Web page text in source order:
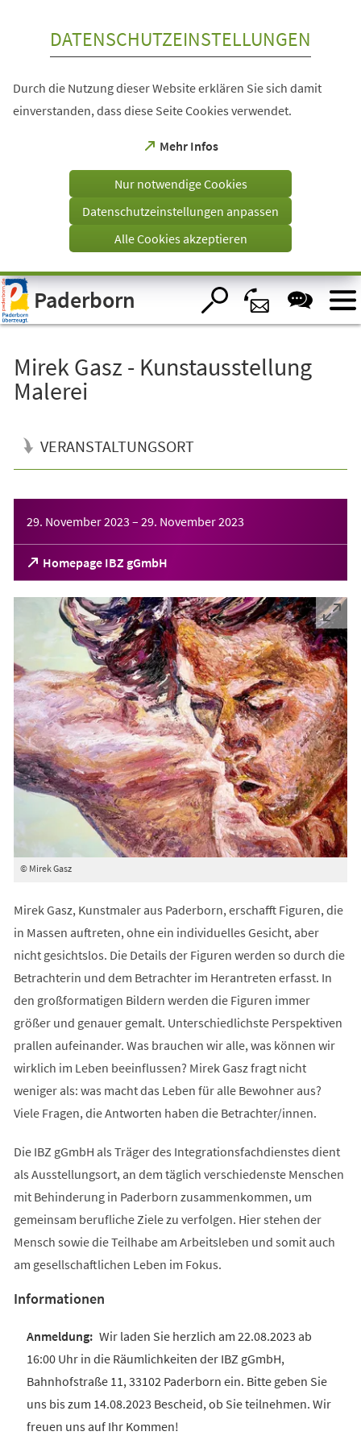
Visuelle
Assistenzsoftware
öffnen.
DATENSCHUTZEINSTELLUNGEN
Durch die Nutzung dieser Website erklären Sie sich damit
einverstanden, dass diese Seite Cookies verwendet.
Mehr Infos
(Öffnet
einem
Tab)
Nur notwendige Cookies
Datenschutzeinstellungen anpassen
Alle Cookies akzeptieren
Paderborn
Mirek Gasz - Kunstausstellung
Malerei
VERANSTALTUNGSORT
29. November 2023 – 29. November 2023
Homepage IBZ gGmbH
(Öffnet
in
einem
neuen
© Mirek Gasz
Mirek Gasz, Kunstmaler aus Paderborn, erschafft Figuren, die
in Massen auftreten, ohne ein individuelles Gesicht, aber
nicht gesichtslos. Die Details der Figuren werden so durch die
Betrachterin und dem Betrachter im Herantreten erfasst. In
den großformatigen Bildern werden die Figuren immer
größer und genauer gemalt. Unterschiedlichste Perspektiven
prallen aufeinander. Was brauchen wir alle, was können wir
wirklich im Leben beeinflussen? Mirek Gasz fragt nicht
weniger als: was macht das Leben für alle Bewohner aus?
Viele Fragen, die Antworten haben die Betrachter/innen.
Die IBZ gGmbH als Träger des Integrationsfachdienstes dient
als Ausstellungsort, an dem täglich verschiedenste Menschen
mit Behinderung in Paderborn zusammenkommen, um
gemeinsam berufliche Ziele zu verfolgen. Hier stehen der
Mensch sowie die Teilhabe am Arbeitsleben und somit auch
am gesellschaftlichen Leben im Fokus.
Informationen
Wir laden Sie herzlich am 22.08.2023 ab
16:00 Uhr in die Räumlichkeiten der IBZ gGmbH,
Bahnhofstraße 11, 33102 Paderborn ein. Bitte geben Sie
uns bis zum 14.08.2023 Bescheid, ob Sie teilnehmen. Wir
freuen uns auf Ihr Kommen!